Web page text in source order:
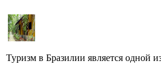
Туризм в Бразилии является одной